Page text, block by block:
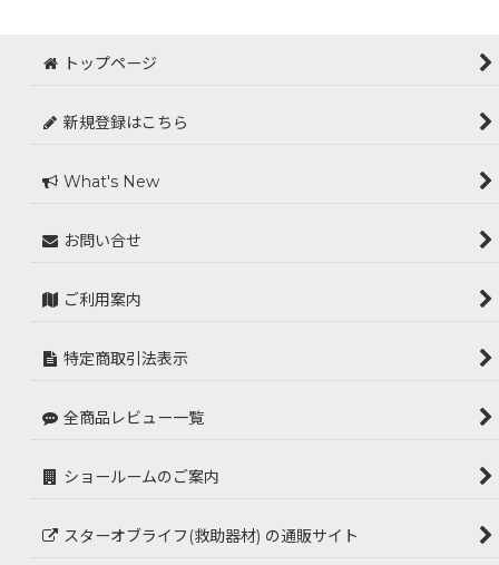
トップページ
新規登録はこちら
What's New
お問い合せ
ご利用案内
特定商取引法表示
全商品レビュー一覧
ショールームのご案内
スターオブライフ(救助器材) の通販サイト